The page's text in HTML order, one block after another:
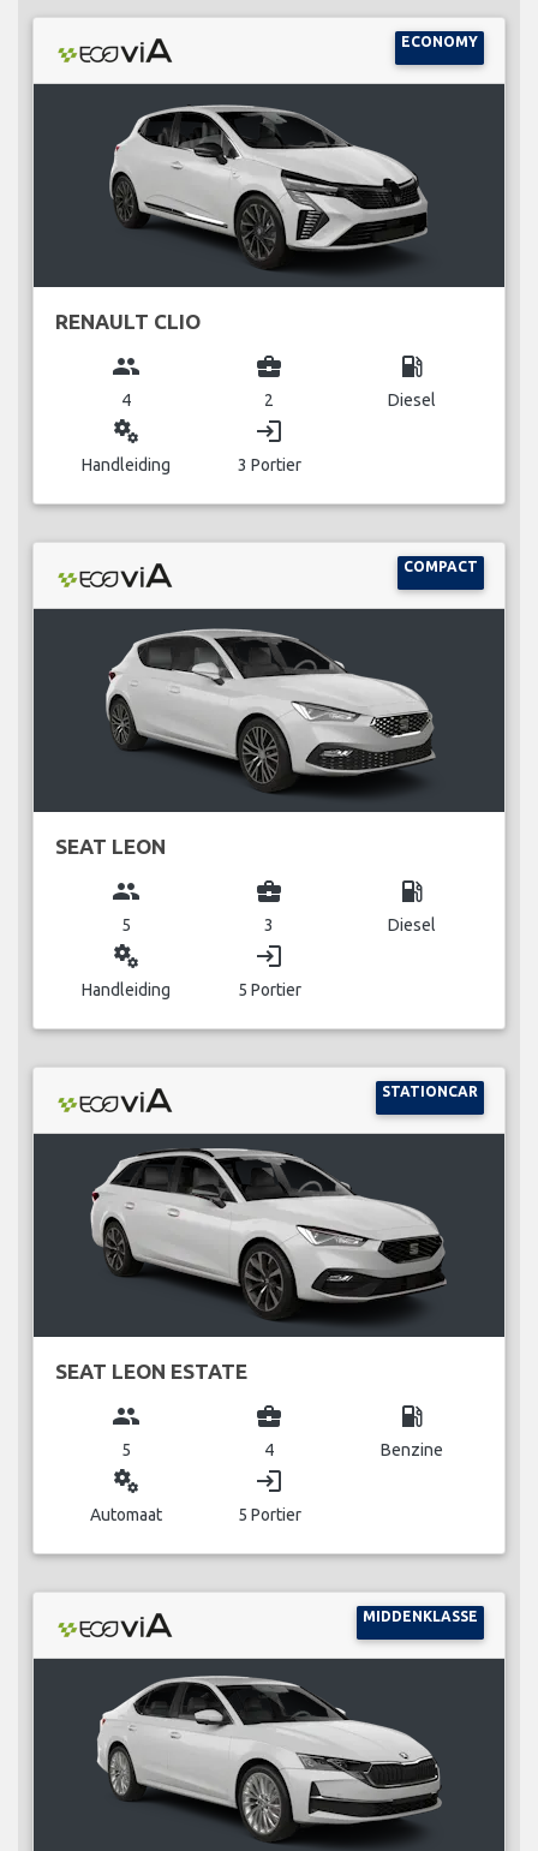
ECONOMY
RENAULT CLIO
group
4
business_center
2
local_gas_station
Diesel
miscellaneous_services
Handleiding
login
3 Portier
COMPACT
SEAT LEON
group
5
business_center
3
local_gas_station
Diesel
miscellaneous_services
Handleiding
login
5 Portier
STATIONCAR
SEAT LEON ESTATE
group
5
business_center
4
local_gas_station
Benzine
miscellaneous_services
Automaat
login
5 Portier
MIDDENKLASSE